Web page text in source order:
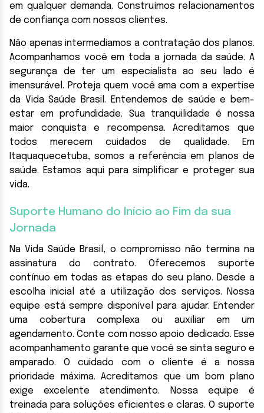
em qualquer demanda. Construímos relacionamentos
de confiança com nossos clientes.
Não apenas intermediamos a contratação dos planos.
Acompanhamos você em toda a jornada da saúde. A
segurança de ter um especialista ao seu lado é
imensurável. Proteja quem você ama com a expertise
da Vida Saúde Brasil. Entendemos de saúde e bem-
estar em profundidade. Sua tranquilidade é nossa
maior conquista e recompensa. Acreditamos que
todos merecem cuidados de qualidade. Em
Itaquaquecetuba, somos a referência em planos de
saúde. Estamos aqui para simplificar e proteger sua
vida.
Suporte Humano do Início ao Fim da sua
Jornada
Na Vida Saúde Brasil, o compromisso não termina na
assinatura do contrato. Oferecemos suporte
contínuo em todas as etapas do seu plano. Desde a
escolha inicial até a utilização dos serviços. Nossa
equipe está sempre disponível para ajudar. Entender
uma cobertura complexa ou auxiliar em um
agendamento. Conte com nosso apoio dedicado. Esse
acompanhamento garante que você se sinta seguro e
amparado. O cuidado com o cliente é a nossa
prioridade máxima. Acreditamos que um bom plano
exige excelente atendimento. Nossa equipe é
treinada para soluções eficientes e claras. O suporte